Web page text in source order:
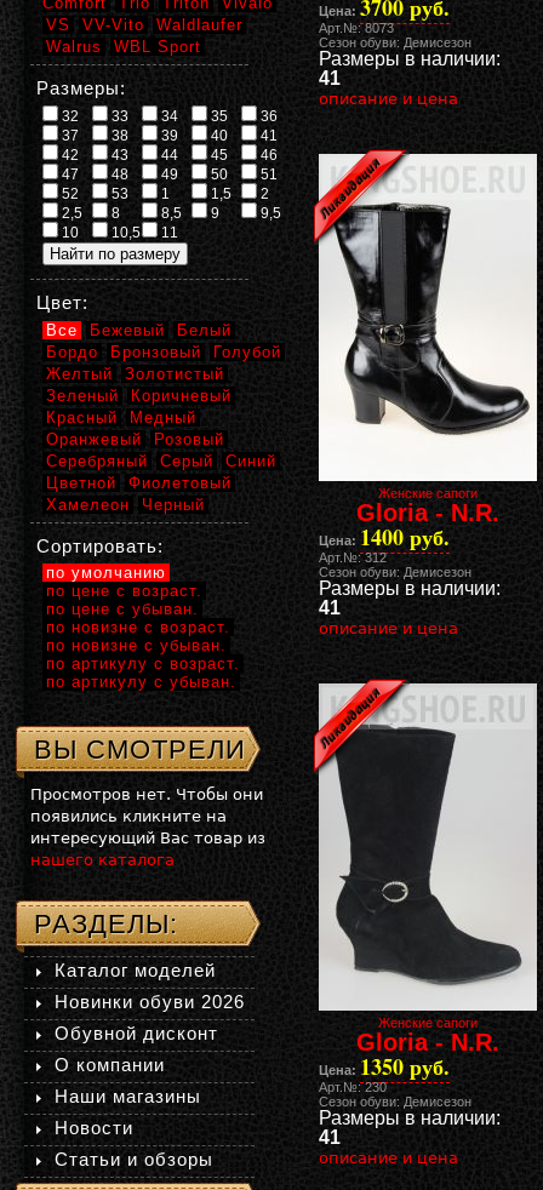
Цена: 3700 руб.
Арт.№: 8073
Сезон обуви: Демисезон
Размеры в наличии:
41
описание и цена
Женские сапоги
Gloria - N.R.
Цена: 1400 руб.
Арт.№: 312
Сезон обуви: Демисезон
Размеры в наличии:
41
описание и цена
Женские сапоги
Gloria - N.R.
Цена: 1350 руб.
Арт.№: 230
Сезон обуви: Демисезон
Размеры в наличии:
41
описание и цена
VS
VV-Vito
Waldlaufer
Walrus
WBL Sport
Размеры:
32 33 34 35
36
37
38 39 40
41
42
43 44 45
46
47
48 49 50
51
52
53 1 1,5
2
2,5
8 8,5 9
9,5
10
10,5 11
Цвет:
Все Бежевый
Белый
Бордо
Бронзовый
Голубой
Желтый
Золотистый
Зеленый
Коричневый
Красный
Медный
Оранжевый
Розовый
Серебряный
Серый
Синий
Цветной
Фиолетовый
Хамелеон
Черный
Сортировать:
по умолчанию
по цене с возраст.
по цене с убыван.
по новизне с возраст.
по новизне с убыван.
по артикулу с возраст.
по артикулу с убыван.
ВЫ СМОТРЕЛИ
Просмотров нет. Чтобы они
появились кликните на
интересующий Вас товар из
нашего каталога
РАЗДЕЛЫ:
Каталог моделей
Новинки обуви 2026
Обувной дисконт
О компании
Наши магазины
Новости
Статьи и обзоры